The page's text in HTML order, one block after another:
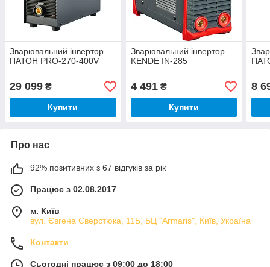
Зварювальний інвертор
ПАТОН PRO-270-400V
29 099 ₴
Купити
Зварювальний інвертор
KENDE IN-285
4 491₴
Купити
8
Про нас
92% позитивних з 67 відгуків за рік
Працює з 02.08.2017
м. Київ
вул. Євгена Сверстюка, 11Б, БЦ "Armaris", Київ, Україна
Контакти
Сьогодні працює з 09:00 до 18:00